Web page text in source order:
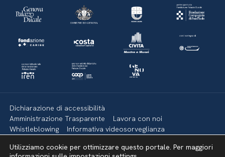
Dichiarazione di accessibilità
Amministrazione Trasparente
Lavora con noi
Whistleblowing
Informativa videosorveglianza
Mappa del sito
Utilizziamo cookie per ottimizzare questo portale. Per maggiori